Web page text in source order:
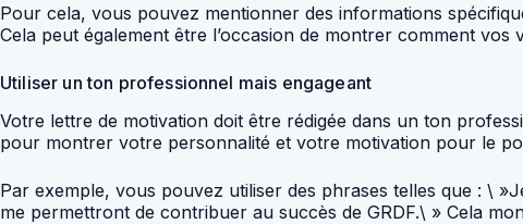
Pour cela, vous pouvez mentionner des informations
Cela peut également être l’occasion de montrer comment
Utiliser un ton professionnel mais engageant
Votre lettre de motivation doit être rédigée dans un ton
pour montrer votre personnalité et votre motivation pour le
Par exemple, vous pouvez utiliser des phrases telles que : \
me permettront de contribuer au succès de GRDF.\ » Cela